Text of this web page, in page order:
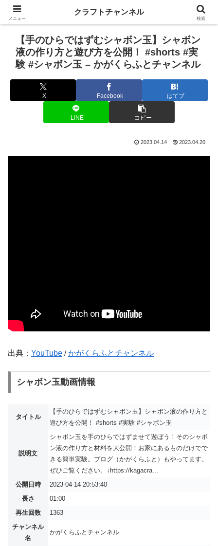
【手のひらではずむシャボン玉】シャボン
液の作り方と遊び方を公開！ #shorts #実
験 #シャボン玉 – かがくらふとチャンネル
X Facebook はてブ
LINE コピー
2023.04.14 2023.04.20
出典： YouTube /かがくらふとチャンネル
シャボン玉動画情報
タイトル
【手のひらではずむシャボン玉】シャボン液の作り方と
遊び方を公開！ #shorts #実験 #シャボン玉
説明文
シャボン玉を手のひらではずませて遊ぼう！そのシャボ
ン液の作り方と材料を大公開！お家にあるものだけでで
きる簡単実験。ブログ（かがくらふと）もやってます。
ぜひご覧ください。↓https://kagacra...
公開日時
2023-04-14 20:53:40
長さ
01:00
再生回数
1363
チャンネル
名
かがくらふとチャンネル
メニュー
クラフトチャンネル
検索